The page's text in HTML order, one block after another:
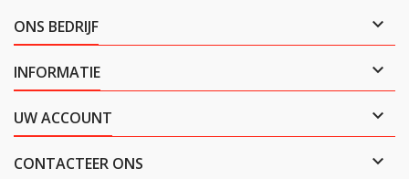
ONS BEDRIJF 
INFORMATIE 
UW ACCOUNT 
CONTACTEER ONS 